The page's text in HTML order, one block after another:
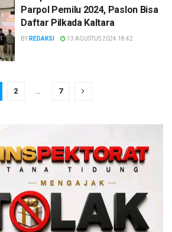
Parpol Pemilu 2024, Paslon Bisa
Daftar Pilkada Kaltara
BY REDAKSI 13 AGUSTUS 2024 18:42
2 7